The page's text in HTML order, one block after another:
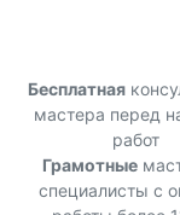
Бесплатная
мастера перед
работ
Грамотные
специалисты с